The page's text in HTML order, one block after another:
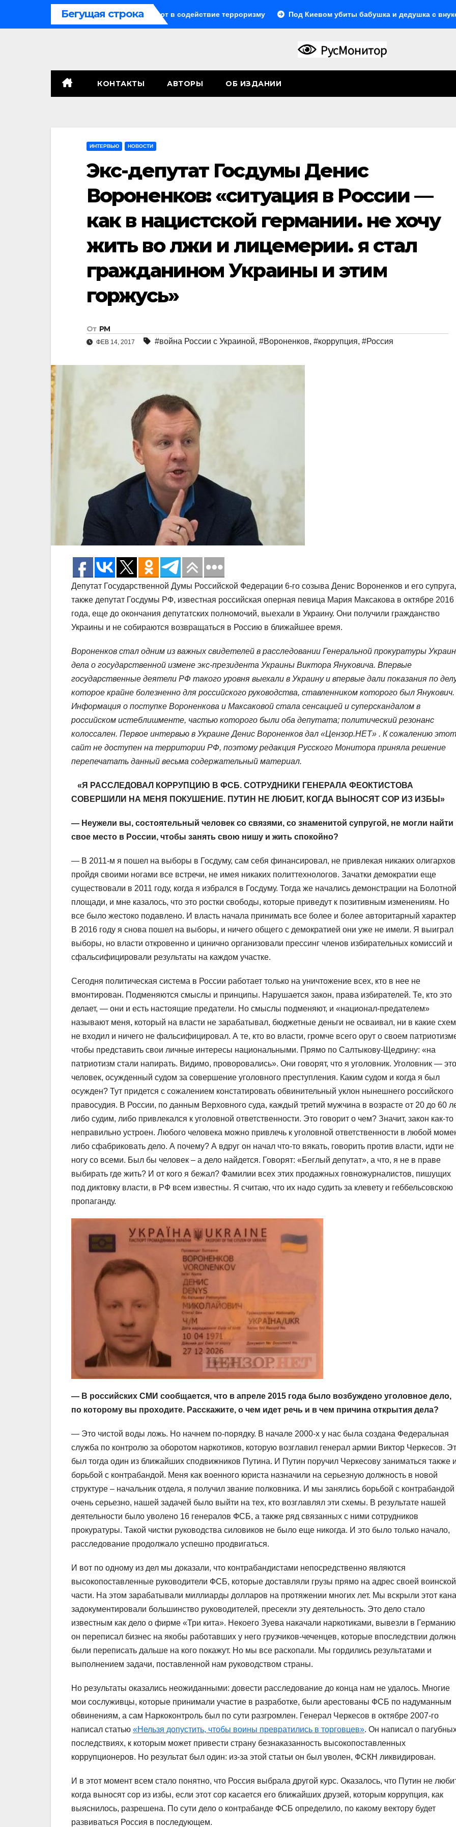
Бегущая строка
оборачивают в содействие терроризму Под Киевом убиты бабушка и дедушка с внуком, в
КОНТАКТЫ АВТОРЫ ОБ ИЗДАНИИ
ИНТЕРВЬЮ НОВОСТИ
Экс-депутат Госдумы Денис
Вороненков: «ситуация в России —
как в нацистской германии. не хочу
жить во лжи и лицемерии. я стал
гражданином Украины и этим
горжусь»
От РМ
ФЕВ 14, 2017 #война России с Украиной, #Вороненков, #коррупция, #Россия
Депутат Государственной Думы Российской Федерации 6-го созыва Денис Вороненков и его супруга,
также депутат Госдумы РФ, известная российская оперная певица Мария Максакова в октябре 2016
года, еще до окончания депутатских полномочий, выехали в Украину. Они получили гражданство
Украины и не собираются возвращаться в Россию в ближайшее время.
Вороненков стал одним из важных свидетелей в расследовании Генеральной прокуратуры
дела о государственной измене экс-президента Украины Виктора Януковича. Впервые
государственные деятели РФ такого уровня выехали в Украину и впервые дали показания по
которое крайне болезненно для российского руководства, ставленником которого был Янукович.
Информация о поступке Вороненкова и Максаковой стала сенсацией и суперскандалом в
российском истеблишменте, частью которого были оба депутата; политический резонанс
колоссален. Первое интервью в Украине Денис Вороненков дал «Цензор.НЕТ» . К сожалению этот
сайт не доступен на территории РФ, поэтому редакция Русского Монитора приняла решение
перепечатать данный весьма содержательный материал.
«Я РАССЛЕДОВАЛ КОРРУПЦИЮ В ФСБ. СОТРУДНИКИ ГЕНЕРАЛА ФЕОКТИСТОВА
СОВЕРШИЛИ НА МЕНЯ ПОКУШЕНИЕ. ПУТИН НЕ ЛЮБИТ, КОГДА ВЫНОСЯТ СОР ИЗ ИЗБЫ»
— Неужели вы, состоятельный человек со связями, со знаменитой супругой, не могли найти
свое место в России, чтобы занять свою нишу и жить спокойно?
— В 2011-м я пошел на выборы в Госдуму, сам себя финансировал, не привлекая никаких
пройдя своими ногами все встречи, не имея никаких политтехнологов. Зачатки демократии еще
существовали в 2011 году, когда я избрался в Госдуму. Тогда же начались демонстрации на Болотной
площади, и мне казалось, что это ростки свободы, которые приведут к позитивным изменениям. Но
все было жестоко подавлено. И власть начала принимать все более и более авторитарный
В 2016 году я снова пошел на выборы, и ничего общего с демократией они уже не имели. Я выиграл
выборы, но власти откровенно и цинично организовали прессинг членов избирательных комиссий и
сфальсифицировали результаты на каждом участке.
Сегодня политическая система в России работает только на уничтожение всех, кто в нее не
вмонтирован. Подменяются смыслы и принципы. Нарушается закон, права избирателей. Те, кто это
делает, — они и есть настоящие предатели. Но смыслы подменяют, и «национал-предателем»
называют меня, который на власти не зарабатывал, бюджетные деньги не осваивал, ни в какие
не входил и ничего не фальсифицировал. А те, кто во власти, громче всего орут о своем
чтобы представить свои личные интересы национальными. Прямо по Салтыкову-Щедрину: «на
патриотизм стали напирать. Видимо, проворовались». Они говорят, что я уголовник. Уголовник — это
человек, осужденный судом за совершение уголовного преступления. Каким судом и когда я был
осужден? Тут придется с сожалением констатировать обвинительный уклон нынешнего российского
правосудия. В России, по данным Верховного суда, каждый третий мужчина в возрасте от 20 до 60
либо судим, либо привлекался к уголовной ответственности. Это говорит о чем? Значит, закон как-то
неправильно устроен. Любого человека можно привлечь к уголовной ответственности в любой
либо сфабриковать дело. А почему? А вдруг он начал что-то вякать, говорить против власти, идти не
ногу со всеми. Был бы человек – а дело найдется. Говорят: «Беглый депутат», а что, я не в праве
выбирать где жить? И от кого я бежал? Фамилии всех этих продажных говножурналистов, пишущих
под диктовку власти, в РФ всем известны. Я считаю, что их надо судить за клевету и геббельсовскою
пропаганду.
— В российских СМИ сообщается, что в апреле 2015 года было возбуждено уголовное дело,
по которому вы проходите. Расскажите, о чем идет речь и в чем причина открытия дела?
— Это чистой воды ложь. Но начнем по-порядку. В начале 2000-х у нас была создана Федеральная
служба по контролю за оборотом наркотиков, которую возглавил генерал армии Виктор Черкесов.
был тогда один из ближайших сподвижников Путина. И Путин поручил Черкесову заниматься также
борьбой с контрабандой. Меня как военного юриста назначили на серьезную должность в новой
структуре – начальник отдела, я получил звание полковника. И мы занялись борьбой с контрабандой
очень серьезно, нашей задачей было выйти на тех, кто возглавлял эти схемы. В результате нашей
деятельности было уволено 16 генералов ФСБ, а также ряд связанных с ними сотрудников
прокуратуры. Такой чистки руководства силовиков не было еще никогда. И это было только начало,
расследование продолжало успешно продвигаться.
И вот по одному из дел мы доказали, что контрабандистами непосредственно являются
высокопоставленные руководители ФСБ, которые доставляли грузы прямо на адрес своей воинской
части. На этом зарабатывали миллиарды долларов на протяжении многих лет. Мы вскрыли этот
задокументировали большинство руководителей, пресекли эту деятельность. Это дело стало
известным как дело о фирме «Три кита». Некоего Зуева накачали наркотиками, вывезли в
он переписал бизнес на якобы работавших у него грузчиков-чеченцев, которые впоследствии
были переписать дальше на кого покажут. Но мы все раскопали. Мы гордились результатами и
выполнением задачи, поставленной нам руководством страны.
Но результаты оказались неожиданными: довести расследование до конца нам не удалось. Многие
мои сослуживцы, которые принимали участие в разработке, были арестованы ФСБ по надуманным
обвинениям, а сам Наркоконтроль был по сути разгромлен. Генерал Черкесов в октябре 2007-го
написал статью «Нельзя допустить, чтобы воины превратились в торговцев». Он написал о
последствиях, к которым может привести страну безнаказанность высокопоставленных
коррупционеров. Но результат был один: из-за этой статьи он был уволен, ФСКН ликвидирован.
И в этот момент всем стало понятно, что Россия выбрала другой курс. Оказалось, что Путин не
когда выносят сор из избы, если этот сор касается его ближайших друзей, которым коррупция, как
выяснилось, разрешена. По сути дело о контрабанде ФСБ определило, по какому вектору будет
развиваться Россия в последующем.